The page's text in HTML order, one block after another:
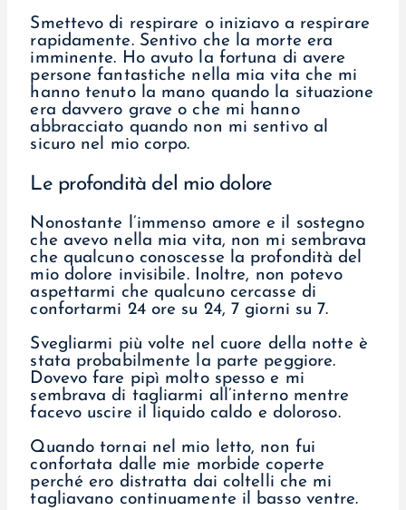
Smettevo di respirare o iniziavo a respirare
rapidamente. Sentivo che la morte era
imminente. Ho avuto la fortuna di avere
persone fantastiche nella mia vita che mi
hanno tenuto la mano quando la situazione
era davvero grave o che mi hanno
abbracciato quando non mi sentivo al
sicuro nel mio corpo.
Le profondità del mio dolore
Nonostante l’immenso amore e il sostegno
che avevo nella mia vita, non mi sembrava
che qualcuno conoscesse la profondità del
mio dolore invisibile. Inoltre, non potevo
aspettarmi che qualcuno cercasse di
confortarmi 24 ore su 24, 7 giorni su 7.
Svegliarmi più volte nel cuore della notte è
stata probabilmente la parte peggiore.
Dovevo fare pipì molto spesso e mi
sembrava di tagliarmi all’interno mentre
facevo uscire il liquido caldo e doloroso.
Quando tornai nel mio letto, non fui
confortata dalle mie morbide coperte
perché ero distratta dai coltelli che mi
tagliavano continuamente il basso ventre.